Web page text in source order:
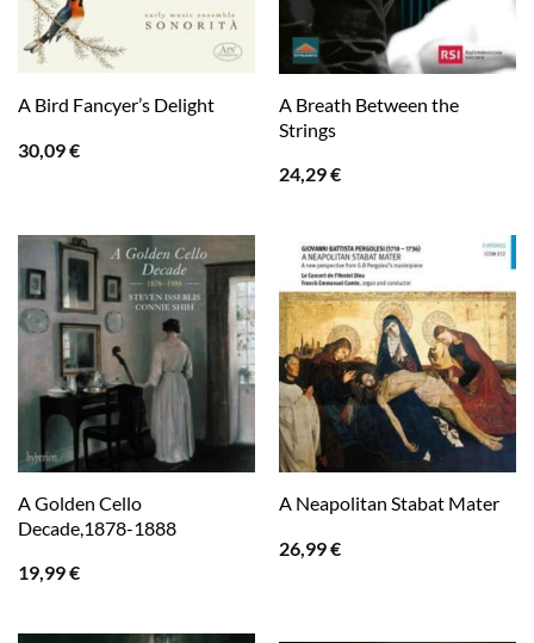
A Bird Fancyer’s Delight
30,09€
A Breath Between the
Strings
24,29€
A Golden Cello
Decade,1878-1888
19,99€
A Neapolitan Stabat Mater
26,99€